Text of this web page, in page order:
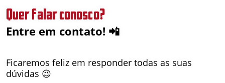
Quer falar conosco?
Entre em contato! 📲
Ficaremos feliz em responder todas as suas
dúvidas 😉